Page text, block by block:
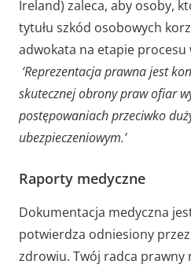
Ireland) zaleca, aby osoby,
tytułu szkód osobowych
adwokata na etapie procesu
‘Reprezentacja prawna jest
skutecznej obrony praw ofiar
postępowaniach przeciwko
ubezpieczeniowym.’
Raporty medyczne
Dokumentacja medyczna
potwierdza odniesiony
zdrowiu. Twój radca